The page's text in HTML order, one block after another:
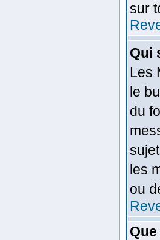
sur
Qui
Les
le
du
les
ou